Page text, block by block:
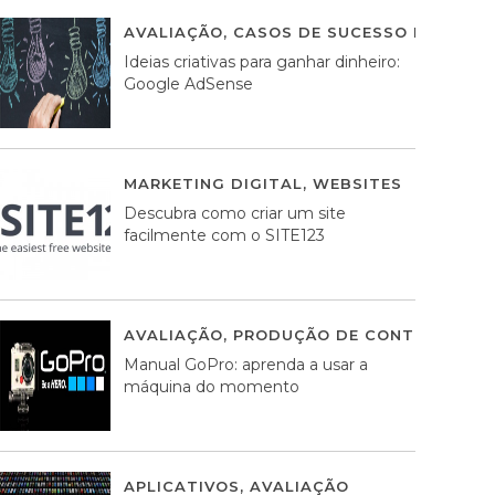
AVALIAÇÃO, CASOS DE SUCESSO DE
Ideias criativas para ganhar dinheiro:
Google AdSense
MARKETING DIGITAL, WEBSITES
Descubra como criar um site
facilmente com o SITE123
AVALIAÇÃO, PRODUÇÃO DE CONTEÚDOS
Manual GoPro: aprenda a usar a
máquina do momento
APLICATIVOS, AVALIAÇÃO